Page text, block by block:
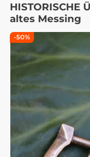
HISTORISCHE
altes Messing
-50%